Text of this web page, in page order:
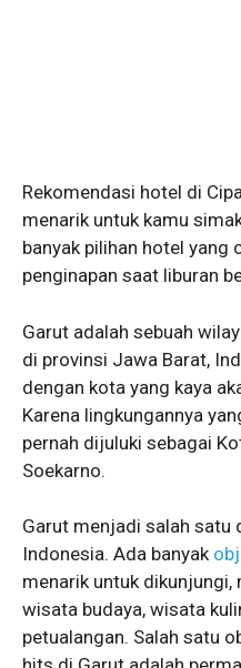
Rekomendasi hotel di
menarik untuk kamu
banyak pilihan hotel yang
penginapan saat liburan
Garut adalah sebuah
di provinsi Jawa Barat,
dengan kota yang kaya
Karena lingkungannya
pernah dijuluki sebagai
Soekarno.
Garut menjadi salah satu
Indonesia. Ada banyak
menarik untuk
wisata budaya, wisata
petualangan. Salah satu